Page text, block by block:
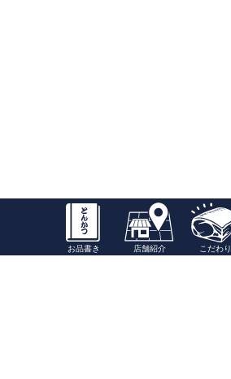
お品書き 店舗紹介 こだわり